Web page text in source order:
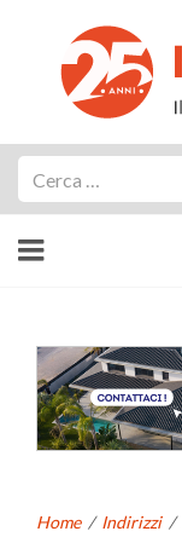
Home / Indirizzi /